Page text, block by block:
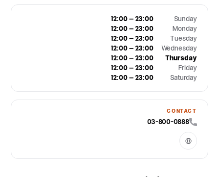
Sunday
12:00 – 23:00
Monday
12:00 – 23:00
Tuesday
12:00 – 23:00
Wednesday
12:00 – 23:00
Thursday
12:00 – 23:00
Friday
12:00 – 23:00
Saturday
12:00 – 23:00
CONTACT
03-800-0888